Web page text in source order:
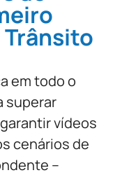
em todo o
superar
vídeos
cenários de
–